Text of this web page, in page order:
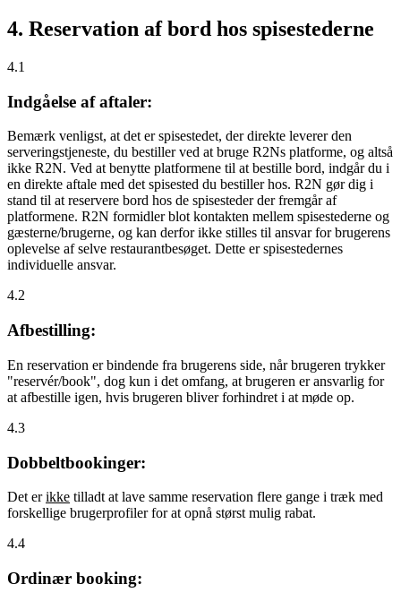
4. Reservation af bord hos spisestederne
4.1
Indgåelse af aftaler:
Bemærk venligst, at det er spisestedet, der direkte leverer den
serveringstjeneste, du bestiller ved at bruge R2Ns platforme, og altså
ikke R2N. Ved at benytte platformene til at bestille bord, indgår du i
en direkte aftale med det spisested du bestiller hos. R2N gør dig i
stand til at reservere bord hos de spisesteder der fremgår af
platformene. R2N formidler blot kontakten mellem spisestederne og
gæsterne/brugerne, og kan derfor ikke stilles til ansvar for brugerens
oplevelse af selve restaurantbesøget. Dette er spisestedernes
individuelle ansvar.
4.2
Afbestilling:
En reservation er bindende fra brugerens side, når brugeren trykker
"reservér/book", dog kun i det omfang, at brugeren er ansvarlig for
at afbestille igen, hvis brugeren bliver forhindret i at møde op.
4.3
Dobbeltbookinger:
Det erikke tilladt at lave samme reservation flere gange i træk med
forskellige brugerprofiler for at opnå størst mulig rabat.
4.4
Ordinær booking: